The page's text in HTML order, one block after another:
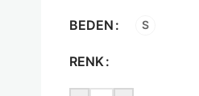
BEDEN S
RENK